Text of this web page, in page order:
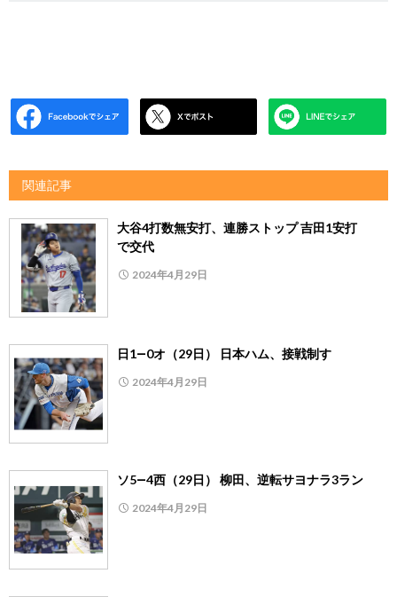
関連記事
大谷4打数無安打、連勝ストップ 吉田1安打
で交代
2024年4月29日
日1―0オ（29日） 日本ハム、接戦制す
2024年4月29日
ソ5―4西（29日） 柳田、逆転サヨナラ3ラン
2024年4月29日